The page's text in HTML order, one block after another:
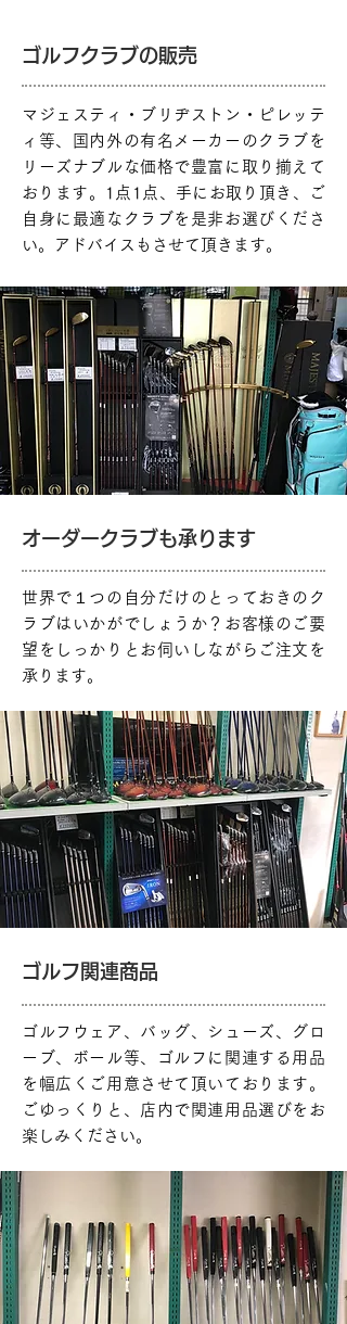
ゴルフクラブの販売
マジェスティ・ブリヂストン・ピレッテ
ィ等、国内外の有名メーカーのクラブを
リーズナブルな価格で豊富に取り揃えて
おります。1点1点、手にお取り頂き、ご
自身に最適なクラブを是非お選びくださ
い。アドバイスもさせて頂きます。
オーダークラブも承ります
世界で１つの自分だけのとっておきのク
ラブはいかがでしょうか？ お客様のご要
望をしっかりとお伺いしながらご注文を
承ります。
ゴルフ関連商品
ゴルフウェア、バッグ、シューズ、グロ
ーブ、ボール等、ゴルフに関連する用品
を幅広くご用意させて頂いております。
ごゆっくりと、店内で関連用品選びをお
楽しみください。